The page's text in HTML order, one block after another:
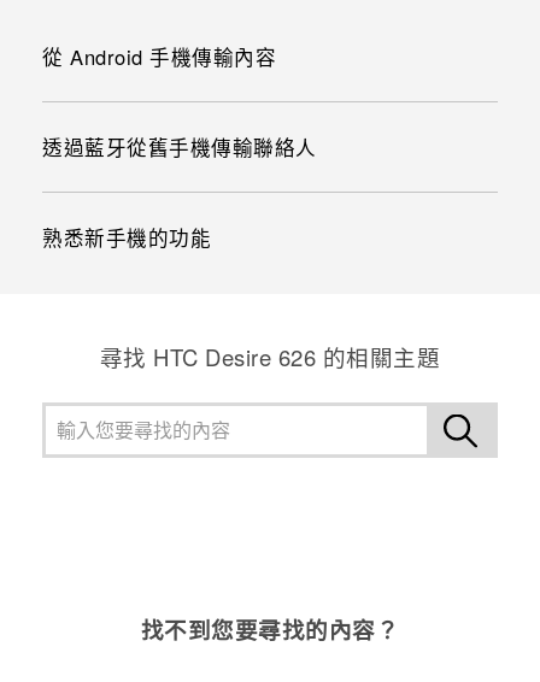
從 Android 手機傳輸內容
透過藍牙從舊手機傳輸聯絡人
熟悉新手機的功能
尋找 HTC Desire 626 的相關主題
找不到您要尋找的內容？